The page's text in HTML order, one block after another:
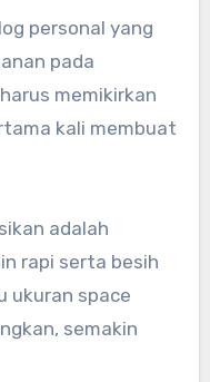
personal yang
pada
memikirkan
kali membuat
adalah
rapi serta besih
ukuran space
semakin